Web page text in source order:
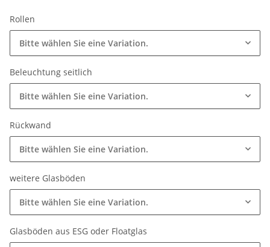
Rollen
Bitte wählen Sie eine Variation.
Beleuchtung seitlich
Bitte wählen Sie eine Variation.
Rückwand
Bitte wählen Sie eine Variation.
weitere Glasböden
Bitte wählen Sie eine Variation.
Glasböden aus ESG oder Floatglas